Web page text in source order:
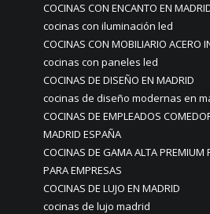
COCINAS CON ENCANTO EN
cocinas con iluminación led
COCINAS CON MOBILIARIO ACERO
cocinas con paneles led
COCINAS DE DISEÑO EN MADRID
cocinas de diseño modernas en
COCINAS DE EMPLEADOS
MADRID ESPAÑA
COCINAS DE GAMA ALTA PREMIUM
PARA EMPRESAS
COCINAS DE LUJO EN MADRID
cocinas de lujo madrid